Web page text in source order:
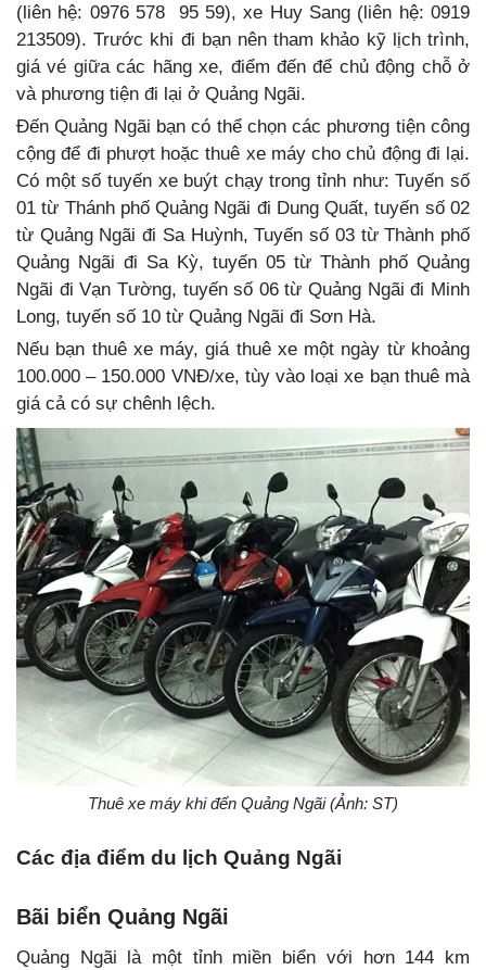
(liên hệ: 0976 578 95 59), xe Huy Sang (liên hệ: 0919
213509). Trước khi đi bạn nên tham khảo kỹ lịch trình,
giá vé giữa các hãng xe, điểm đến để chủ động chỗ ở
và phương tiện đi lại ở Quảng Ngãi.
Đến Quảng Ngãi bạn có thể chọn các phương tiện công
cộng để đi phượt hoặc thuê xe máy cho chủ động đi lại.
Có một số tuyến xe buýt chạy trong tỉnh như: Tuyến số
01 từ Thánh phố Quảng Ngãi đi Dung Quất, tuyến số 02
từ Quảng Ngãi đi Sa Huỳnh, Tuyến số 03 từ Thành phố
Quảng Ngãi đi Sa Kỳ, tuyến 05 từ Thành phố Quảng
Ngãi đi Vạn Tường, tuyến số 06 từ Quảng Ngãi đi Minh
Long, tuyến số 10 từ Quảng Ngãi đi Sơn Hà.
Nếu bạn thuê xe máy, giá thuê xe một ngày từ khoảng
100.000 – 150.000 VNĐ/xe, tùy vào loại xe bạn thuê mà
giá cả có sự chênh lệch.
Thuê xe máy khi đến Quảng Ngãi (Ảnh: ST)
Các địa điểm du lịch Quảng Ngãi
Bãi biển Quảng Ngãi
Quảng Ngãi là một tỉnh miền biển với hơn 144 km